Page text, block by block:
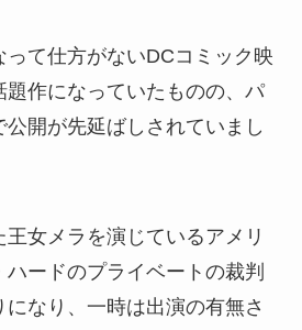
て仕方がないDCコミック映
題作になっていたものの、パ
開が先延ばしされていまし
王女メラを演じているアメリ
ードのプライベートの裁判
なり、一時は出演の有無さ